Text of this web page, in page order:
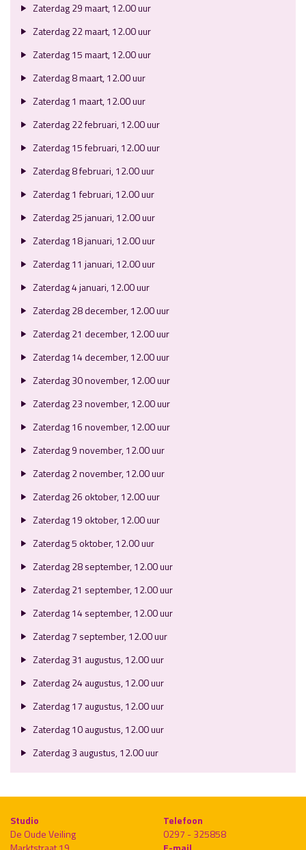
Zaterdag 29 maart, 12.00 uur
Zaterdag 22 maart, 12.00 uur
Zaterdag 15 maart, 12.00 uur
Zaterdag 8 maart, 12.00 uur
Zaterdag 1 maart, 12.00 uur
Zaterdag 22 februari, 12.00 uur
Zaterdag 15 februari, 12.00 uur
Zaterdag 8 februari, 12.00 uur
Zaterdag 1 februari, 12.00 uur
Zaterdag 25 januari, 12.00 uur
Zaterdag 18 januari, 12.00 uur
Zaterdag 11 januari, 12.00 uur
Zaterdag 4 januari, 12.00 uur
Zaterdag 28 december, 12.00 uur
Zaterdag 21 december, 12.00 uur
Zaterdag 14 december, 12.00 uur
Zaterdag 30 november, 12.00 uur
Zaterdag 23 november, 12.00 uur
Zaterdag 16 november, 12.00 uur
Zaterdag 9 november, 12.00 uur
Zaterdag 2 november, 12.00 uur
Zaterdag 26 oktober, 12.00 uur
Zaterdag 19 oktober, 12.00 uur
Zaterdag 5 oktober, 12.00 uur
Zaterdag 28 september, 12.00 uur
Zaterdag 21 september, 12.00 uur
Zaterdag 14 september, 12.00 uur
Zaterdag 7 september, 12.00 uur
Zaterdag 31 augustus, 12.00 uur
Zaterdag 24 augustus, 12.00 uur
Zaterdag 17 augustus, 12.00 uur
Zaterdag 10 augustus, 12.00 uur
Zaterdag 3 augustus, 12.00 uur
Studio
De Oude Veiling
Telefoon
0297 - 325858